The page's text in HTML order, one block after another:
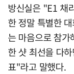
방신실은 "E1 채
한 정말 특별한
는 마음으로 참
한 샷 최선을 다
표"라고 말했다.